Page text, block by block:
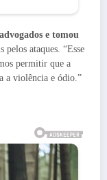
advogados e tomou
pelos ataques. “Esse
permitir que a
a violência e ódio.”